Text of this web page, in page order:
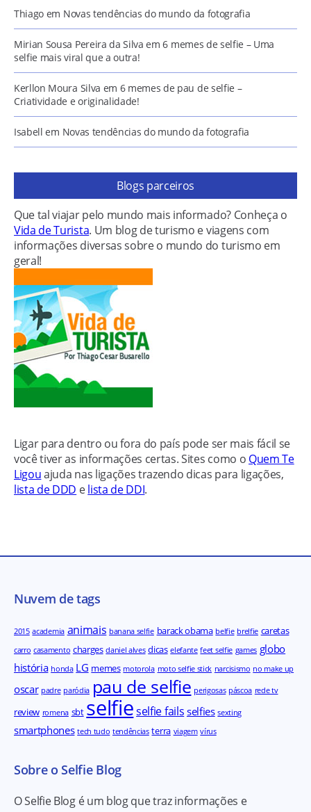
Thiago em Novas tendências do mundo da fotografia
Mirian Sousa Pereira da Silva em6 memes de selfie – Uma
selfie mais viral que a outra!
Kerllon Moura Silva em 6 memes de pau de selfie –
Criatividade e originalidade!
Isabell em Novas tendências do mundo da fotografia
Blogs parceiros
Que tal viajar pelo mundo mais informado? Conheça o
Vida de Turista. Um blog de turismo e viagens com
informações diversas sobre o mundo do turismo em
geral!
Ligar para dentro ou fora do país pode ser mais fácil se
você tiver as informações certas. Sites como o Quem Te
Ligouajuda nas ligações trazendo dicas para ligações,
lista de DDD elista de DDI.
Nuvem de tags
2015 academia animais banana selfie barack obama belfie brelfie caretas
carro casamento charges daniel alves dicas elefante feet selfie games globo
história honda LG memes motorola moto selfie stick narcisismo no make up
oscar padre paródia pau de selfie perigosas páscoa rede tv
review romena sbt selfieselfie fails selfies sexting
smartphones tech tudo tendências terra viagem vírus
Sobre o Selfie Blog
O Selfie Blog é um blog que traz informações e